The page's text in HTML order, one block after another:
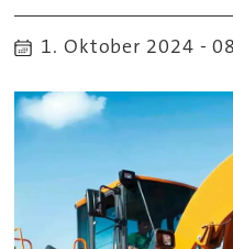
1. Oktober 2024 -